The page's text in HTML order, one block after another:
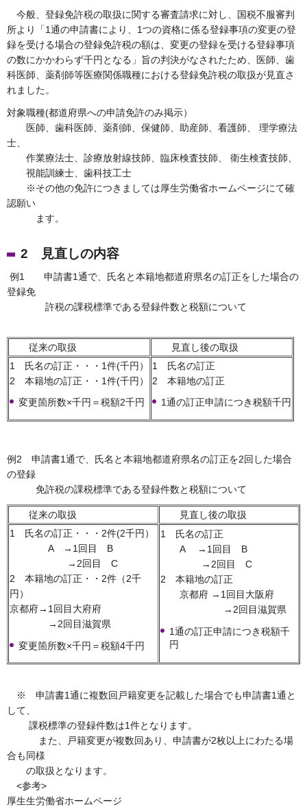
今般、登録免許税の取扱に関する審査請求に対し、国税不服審判
所より「1通の申請書により、1つの資格に係る登録事項の変更の登
録を受ける場合の登録免許税の額は、変更の登録を受ける登録事項
の数にかかわらず千円となる」旨の判決がなされたため、医師、歯
科医師、薬剤師等医療関係職種における登録免許税の取扱が見直さ
れました。
対象職種(都道府県への申請免許のみ掲示）
医師、歯科医師、薬剤師、保健師、助産師、看護師、 理学療法
士、
作業療法士、診療放射線技師、臨床検査技師、 衛生検査技師、
視能訓練士、歯科技工士
※その他の免許につきましては厚生労働省ホームページにて確
認願い
ます。
2 見直しの内容
例1 申請書1通で、氏名と本籍地都道府県名の訂正をした場合の
登録免
許税の課税標準である登録件数と税額について
従来の取扱
見直し後の取扱
1 氏名の訂正・・・1件(千円）
2 本籍地の訂正・・1件(千円）
変更箇所数×千円＝税額2千円
1 氏名の訂正
2 本籍地の訂正
1通の訂正申請につき税額千円
例2 申請書1通で、氏名と本籍地都道府県名の訂正を2回した場合
の登録
免許税の課税標準である登録件数と税額について
従来の取扱
見直し後の取扱
1 氏名の訂正・・・2件(2千円）
A →1回目 B
→2回目 C
2 本籍地の訂正・・2件（2千
円）
京都府→1回目大府府
→2回目滋賀県
変更箇所数×千円＝税額4千円
1 氏名の訂正
A →1回目 B
→2回目 C
2 本籍地の訂正
京都府 →1回目大阪府
→2回目滋賀県
1通の訂正申請につき税額千
円
※ 申請書1通に複数回戸籍変更を記載した場合でも申請書1通と
して、
課税標準の登録件数は1件となります。
また、戸籍変更が複数回あり、申請書が2枚以上にわたる場
合も同様
の取扱となります。
<参考>
厚生生労働省ホームページ